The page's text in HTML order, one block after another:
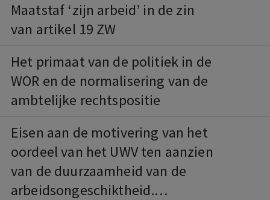
Maatstaf ‘zijn arbeid’ in de zin
van artikel 19 ZW
Het primaat van de politiek in de
WOR en de normalisering van de
ambtelijke rechtspositie
Eisen aan de motivering van het
oordeel van het UWV ten aanzien
van de duurzaamheid van de
arbeidsongeschiktheid.